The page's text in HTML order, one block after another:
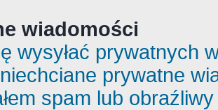
wiadomości
wysyłać prywatnych
prywatne
spam lub